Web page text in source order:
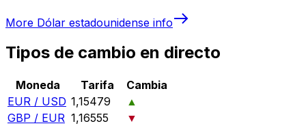
More Dólar estadounidense info
Tipos de cambio en directo
Moneda Tarifa
Cambia
EUR / USD 1,15479
▲
GBP / EUR 1,16555
▼